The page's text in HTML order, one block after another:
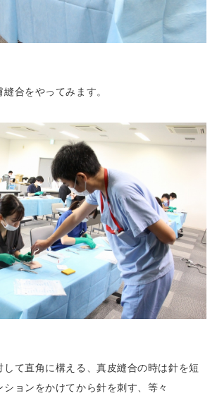
合をやってみます。
して直角に構える、真皮縫合の時は針を短
ションをかけてから針を刺す、等々